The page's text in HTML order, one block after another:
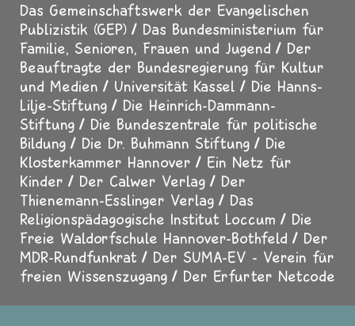
Das Gemeinschaftswerk der Evangelischen
Publizistik (GEP)
Das Bundesministerium für
Familie, Senioren, Frauen und Jugend
Der
Beauftragte der Bundesregierung für Kultur
und Medien
Universität Kassel
Die Hanns-
Lilje-Stiftung
Die Heinrich-Dammann-
Stiftung
Die Bundeszentrale für politische
Bildung
Die Dr. Buhmann Stiftung
Die
Klosterkammer Hannover
Ein Netz für
Kinder
Der Calwer Verlag
Der
Thienemann-Esslinger Verlag
Das
Religionspädagogische Institut Loccum
Die
Freie Waldorfschule Hannover-Bothfeld
Der
MDR-Rundfunkrat
Der SUMA-EV - Verein für
freien Wissenszugang
Der Erfurter Netcode